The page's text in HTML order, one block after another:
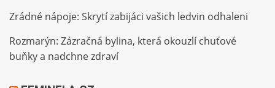
Zrádné nápoje: Skrytí zabijáci vašich ledvin odhaleni
Rozmarýn: Zázračná bylina, která okouzlí chuťové
buňky a nadchne zdraví